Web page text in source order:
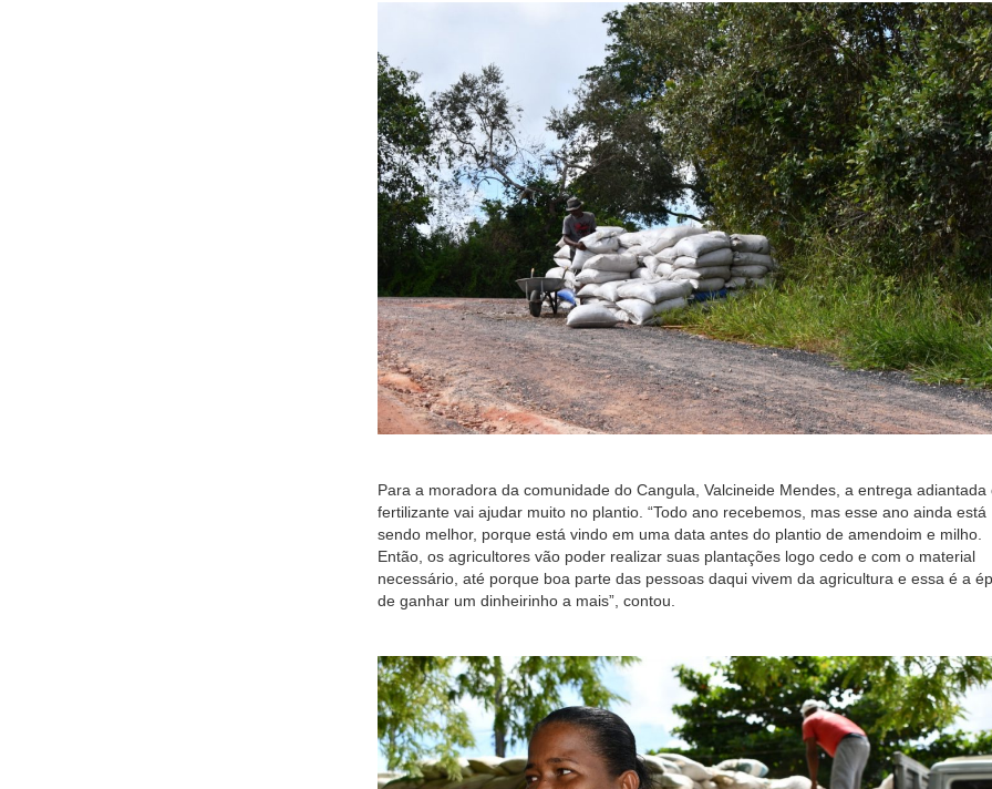
Para a moradora da comunidade do Cangula, Valcineide Mendes, a entrega adiantada
fertilizante vai ajudar muito no plantio. “Todo ano recebemos, mas esse ano ainda está
sendo melhor, porque está vindo em uma data antes do plantio de amendoim e milho.
Então, os agricultores vão poder realizar suas plantações logo cedo e com o material
necessário, até porque boa parte das pessoas daqui vivem da agricultura e essa é a
de ganhar um dinheirinho a mais”, contou.